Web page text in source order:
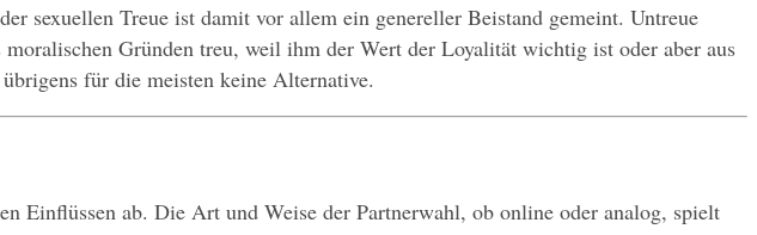
sexuellen Treue ist damit vor allem ein genereller Beistand gemeint. Untreue
Gründen treu, weil ihm der Wert der Loyalität wichtig ist oder aber aus
für die meisten keine Alternative.
Einflüssen ab. Die Art und Weise der Partnerwahl, ob online oder analog, spielt